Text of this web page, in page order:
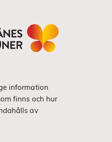
information
finns och hur
av